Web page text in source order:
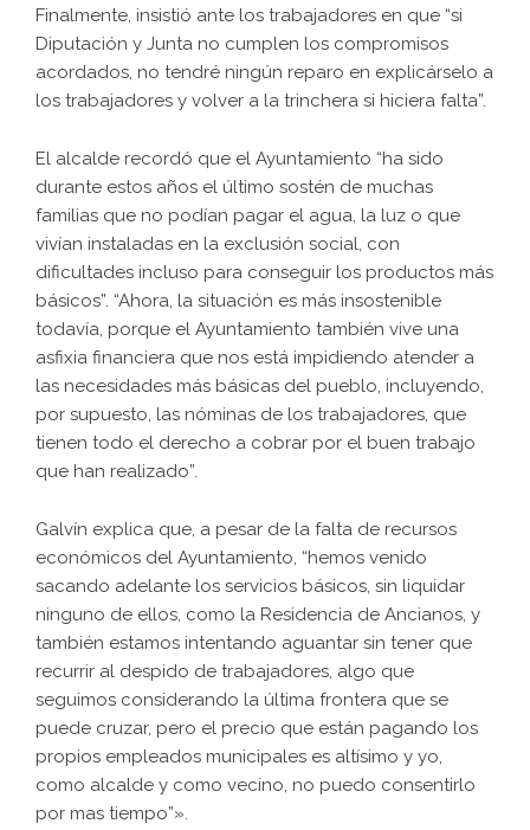
Finalmente, insistió ante los trabajadores en que “si
Diputación y Junta no cumplen los compromisos
acordados, no tendré ningún reparo en explicárselo a
los trabajadores y volver a la trinchera si hiciera falta”.
El alcalde recordó que el Ayuntamiento “ha sido
durante estos años el último sostén de muchas
familias que no podían pagar el agua, la luz o que
vivían instaladas en la exclusión social, con
dificultades incluso para conseguir los productos más
básicos”. “Ahora, la situación es más insostenible
todavía, porque el Ayuntamiento también vive una
asfixia financiera que nos está impidiendo atender a
las necesidades más básicas del pueblo, incluyendo,
por supuesto, las nóminas de los trabajadores, que
tienen todo el derecho a cobrar por el buen trabajo
que han realizado”.
Galvín explica que, a pesar de la falta de recursos
económicos del Ayuntamiento, “hemos venido
sacando adelante los servicios básicos, sin liquidar
ninguno de ellos, como la Residencia de Ancianos, y
también estamos intentando aguantar sin tener que
recurrir al despido de trabajadores, algo que
seguimos considerando la última frontera que se
puede cruzar, pero el precio que están pagando los
propios empleados municipales es altísimo y yo,
como alcalde y como vecino, no puedo consentirlo
por mas tiempo”».